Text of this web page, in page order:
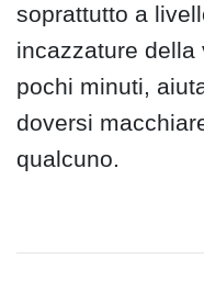
soprattutto a
incazzature della
pochi minuti,
doversi
qualcuno.